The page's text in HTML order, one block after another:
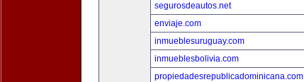
segurosdeautos.net
enviaje.com
inmueblesuruguay.com
inmueblesbolivia.com
propiedadesrepublicadominicana.com